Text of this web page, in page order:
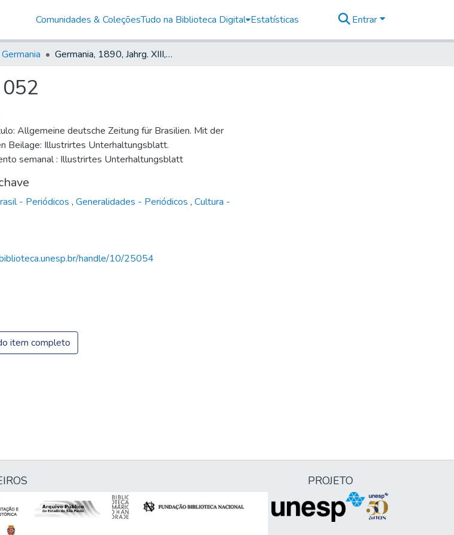
Comunidades & ColeçõesTudo na Biblioteca Digital Estatísticas Entrar
Germania Germania, 1890, Jahrg. XIII, nr. 052
Allgemeine deutsche Zeitung für Brasilien. Mit der
Beilage: Illustrirtes Unterhaltungsblatt.
semanal : Illustrirtes Unterhaltungsblatt
- Periódicos , Generalidades - Periódicos , Cultura -
handle/10/25054
item completo
PROJETO